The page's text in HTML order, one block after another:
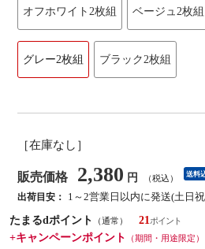
オフホワイト2枚組 ベージュ2枚組
グレー2枚組 ブラック2枚組
［在庫なし］
販売価格 2,380 円 （税込） 送料
出荷目安：
1～2営業日以内に発送(土日
たまるdポイント
（通常）
21
+キャンペーンポイント
（期間・用途限定）